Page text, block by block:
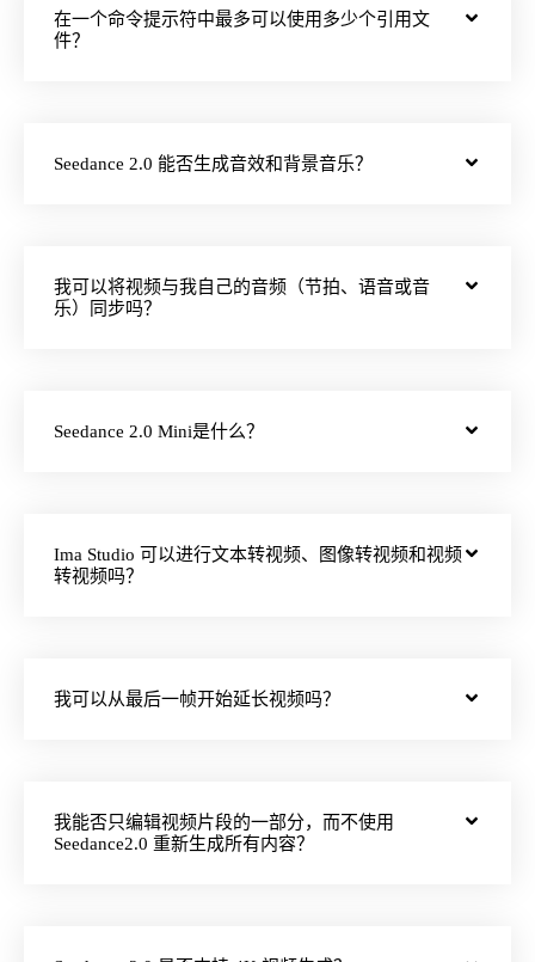
在一个命令提示符中最多可以使用多少个引用文
件？
Seedance 2.0 能否生成音效和背景音乐？
我可以将视频与我自己的音频（节拍、语音或音
乐）同步吗？
Seedance 2.0 Mini是什么？
Ima Studio 可以进行文本转视频、图像转视频和视频
转视频吗？
我可以从最后一帧开始延长视频吗？
我能否只编辑视频片段的一部分，而不使用
Seedance2.0 重新生成所有内容？